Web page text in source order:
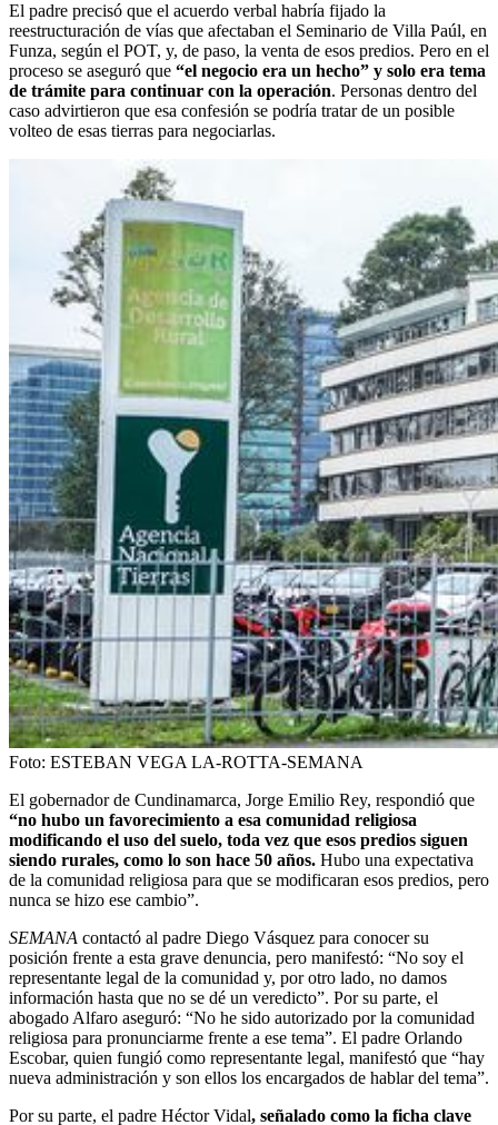
El padre precisó que el acuerdo verbal habría fijado la
reestructuración de vías que afectaban el Seminario de Villa Paúl, en
Funza, según el POT, y, de paso, la venta de esos predios. Pero en el
proceso se aseguró que “el negocio era un hecho” y solo era tema
de trámite para continuar con la operación. Personas dentro del
caso advirtieron que esa confesión se podría tratar de un posible
volteo de esas tierras para negociarlas.
Foto: ESTEBAN VEGA LA-ROTTA-SEMANA
El gobernador de Cundinamarca, Jorge Emilio Rey, respondió que
“no hubo un favorecimiento a esa comunidad religiosa
modificando el uso del suelo, toda vez que esos predios siguen
siendo rurales, como lo son hace 50 años. Hubo una expectativa
de la comunidad religiosa para que se modificaran esos predios, pero
nunca se hizo ese cambio”.
SEMANA contactó al padre Diego Vásquez para conocer su
posición frente a esta grave denuncia, pero manifestó: “No soy el
representante legal de la comunidad y, por otro lado, no damos
información hasta que no se dé un veredicto”. Por su parte, el
abogado Alfaro aseguró: “No he sido autorizado por la comunidad
religiosa para pronunciarme frente a ese tema”. El padre Orlando
Escobar, quien fungió como representante legal, manifestó que “hay
nueva administración y son ellos los encargados de hablar del tema”.
Por su parte, el padre Héctor Vidal, señalado como la ficha clave